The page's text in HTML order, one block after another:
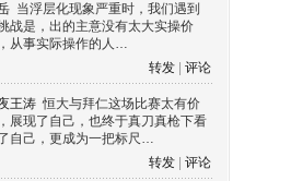
当浮层化现象严重时，我们遇到
战是，出的主意没有太大实操价
从事实际操作的人…
转发
评论
王涛 恒大与拜仁这场比赛太有价
展现了自己，也终于真刀真枪下看
自己，更成为一把标尺…
转发
评论